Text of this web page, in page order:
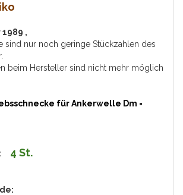
1989 ,
sind nur noch geringe Stückzahlen des
beim Hersteller sind nicht mehr möglich
für Ankerwelle Dm =
: 4 St.